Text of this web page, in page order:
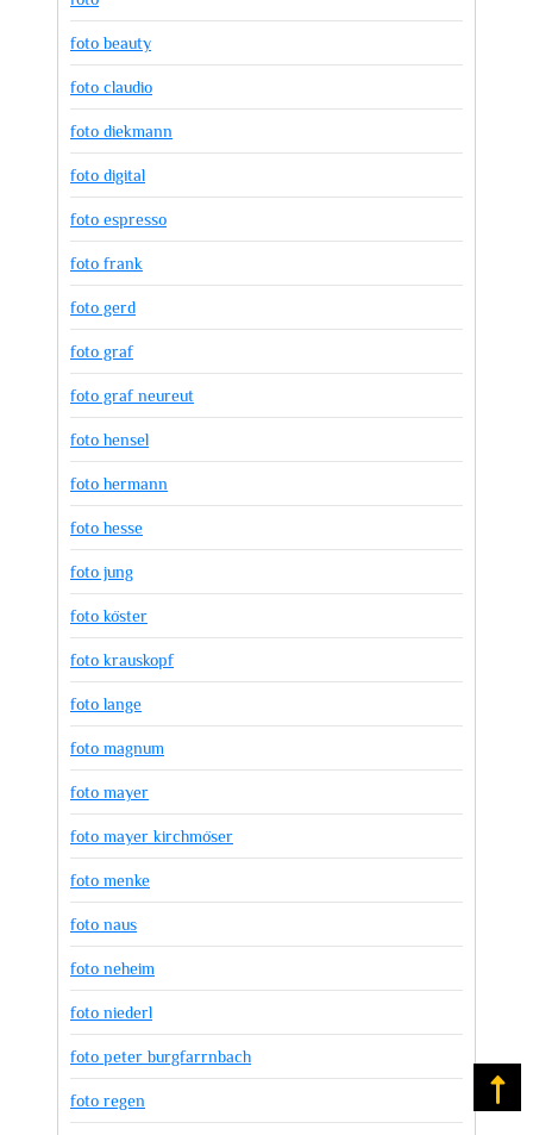
foto beauty
foto claudio
foto diekmann
foto digital
foto espresso
foto frank
foto gerd
foto graf
foto graf neureut
foto hensel
foto hermann
foto hesse
foto jung
foto köster
foto krauskopf
foto lange
foto magnum
foto mayer
foto mayer kirchmöser
foto menke
foto naus
foto neheim
foto niederl
foto peter burgfarrnbach
foto regen